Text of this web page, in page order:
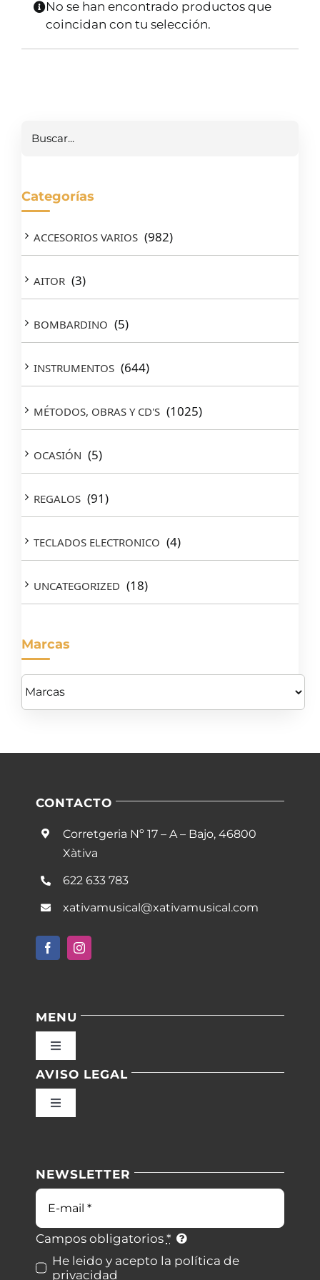
SERVICIOS TALLER
SERVICIOS TALLER
No se han encontrado productos que
coincidan con tu selección.
Categorías
ACCESORIOS VARIOS (982)
AITOR (3)
BOMBARDINO (5)
INSTRUMENTOS (644)
MÉTODOS, OBRAS Y CD'S (1025)
OCASIÓN (5)
REGALOS (91)
TECLADOS ELECTRONICO (4)
UNCATEGORIZED (18)
Marcas
CONTACTO
Corretgeria Nº 17 – A – Bajo, 46800
Xàtiva
622 633 783
xativamusical@xativamusical.com
MENU
Toggle
Inicio
Blog
Contacto
AVISO LEGAL
Toggle
Condiciones de uso
Ley de cookies
NEWSLETTER
Correo
electrónico
Campos obligatorios *
He leido y acepto la política de
privacidad